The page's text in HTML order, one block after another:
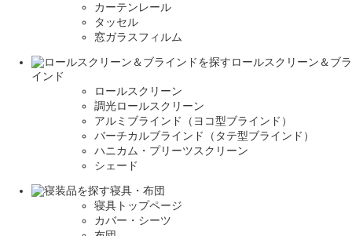
カーテンレール
タッセル
窓ガラスフィルム
ロールスクリーン＆ブラ
インド
ロールスクリーン
調光ロールスクリーン
アルミブラインド（ヨコ型ブラインド）
バーチカルブラインド（タテ型ブラインド）
ハニカム・プリーツスクリーン
シェード
寝具・布団
寝具トップページ
カバー・シーツ